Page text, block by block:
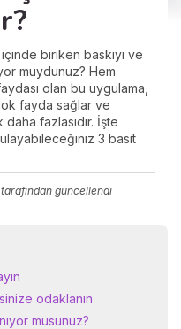
biriken baskıyı ve
muydunuz? Hem
olan bu uygulama,
fayda sağlar ve
fazlasıdır. İşte
3 basit
tarafından güncellendi
odaklanın
musunuz?